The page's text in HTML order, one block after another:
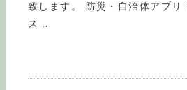
致します。 防災・自治体アプリ
ス ...